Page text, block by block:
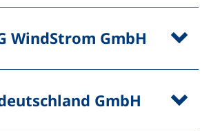
WindStrom GmbH
GmbH